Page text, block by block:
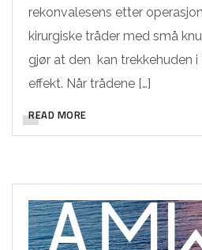
rekonvalesens etter
kirurgiske tråder med små
gjør at den kan trekkehuden
effekt. Når trådene […]
READ MORE